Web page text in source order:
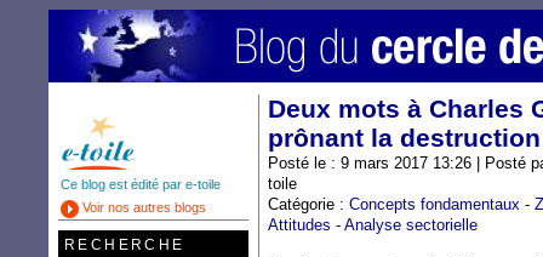
Deux mots à Charles
prônant la destruction
Posté le : 9 mars 2017 13:26 | Posté
toile
Catégorie : Concepts fondamentaux -
Attitudes - Analyse sectorielle
Ce blog est édité par e-toile
Voir nos autres blogs
RECHERCHE